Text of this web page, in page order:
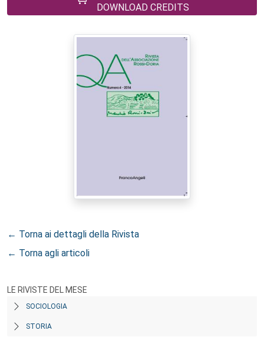
DOWNLOAD CREDITS
← Torna ai dettagli della Rivista
← Torna agli articoli
LE RIVISTE DEL MESE
SOCIOLOGIA
STORIA